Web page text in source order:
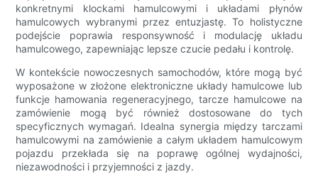
konkretnymi klockami hamulcowymi i układami płynów
hamulcowych wybranymi przez entuzjastę. To holistyczne
podejście poprawia responsywność i modulację układu
hamulcowego, zapewniając lepsze czucie pedału i kontrolę.
W kontekście nowoczesnych samochodów, które mogą być
wyposażone w złożone elektroniczne układy hamulcowe lub
funkcje hamowania regeneracyjnego, tarcze hamulcowe na
zamówienie mogą być również dostosowane do tych
specyficznych wymagań. Idealna synergia między tarczami
hamulcowymi na zamówienie a całym układem hamulcowym
pojazdu przekłada się na poprawę ogólnej wydajności,
niezawodności i przyjemności z jazdy.